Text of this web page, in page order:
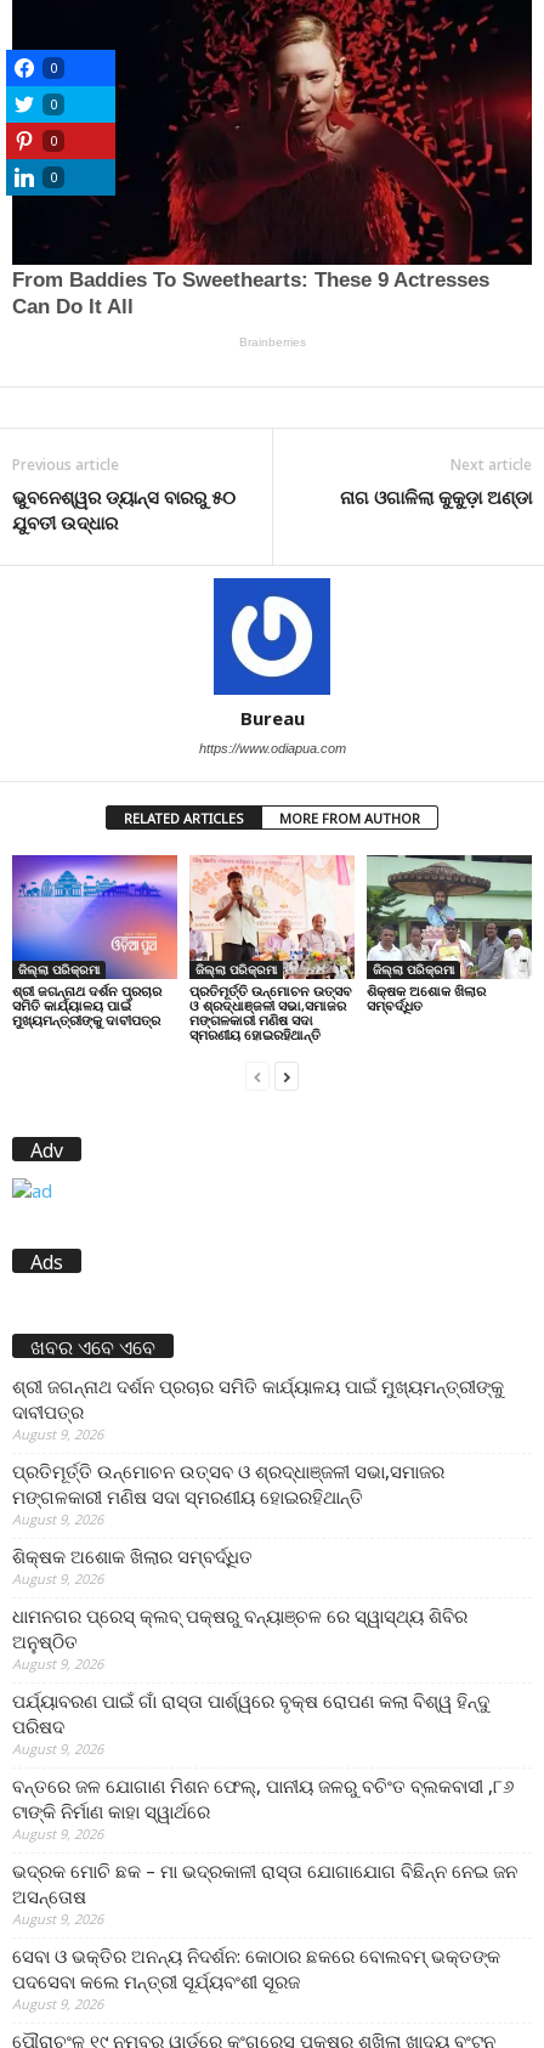
Previous article
ଭୁବନେଶ୍ୱର ଡ୍ୟାନ୍ସ ବାରରୁ ୫୦
ଯୁବତୀ ଉଦ୍ଧାର
Next article
ନାଗ ଓଗାଳିଲା କୁକୁଡ଼ା ଅଣ୍ଡା
Bureau
https://www.odiapua.com
RELATED ARTICLES MORE FROM AUTHOR
ଜିଲ୍ଲା ପରିକ୍ରମା
ଶ୍ରୀ ଜଗନ୍ନାଥ ଦର୍ଶନ ପ୍ରଚାର
ସମିତି କାର୍ଯ୍ୟାଳୟ ପାଇଁ
ମୁଖ୍ୟମନ୍ତ୍ରୀଙ୍କୁ ଦାବୀପତ୍ର
ଜିଲ୍ଲା ପରିକ୍ରମା
ପ୍ରତିମୂର୍ତ୍ତି ଉନ୍ମୋଚନ ଉତ୍ସବ
ଓ ଶ୍ରଦ୍ଧାଞ୍ଜଳୀ ସଭା,ସମାଜର
ମଙ୍ଗଳକାରୀ ମଣିଷ ସଦା
ସ୍ମରଣୀୟ ହୋଇରହିଥାନ୍ତି
ଜିଲ୍ଲା ପରିକ୍ରମା
ଶିକ୍ଷକ ଅଶୋକ ଖିଲାର
ସମ୍ବର୍ଦ୍ଧିତ
Adv
Ads
ଖବର ଏବେ ଏବେ
ଶ୍ରୀ ଜଗନ୍ନାଥ ଦର୍ଶନ ପ୍ରଚାର ସମିତି କାର୍ଯ୍ୟାଳୟ ପାଇଁ ମୁଖ୍ୟମନ୍ତ୍ରୀଙ୍କୁ
ଦାବୀପତ୍ର
August 9, 2026
ପ୍ରତିମୂର୍ତ୍ତି ଉନ୍ମୋଚନ ଉତ୍ସବ ଓ ଶ୍ରଦ୍ଧାଞ୍ଜଳୀ ସଭା,ସମାଜର
ମଙ୍ଗଳକାରୀ ମଣିଷ ସଦା ସ୍ମରଣୀୟ ହୋଇରହିଥାନ୍ତି
August 9, 2026
ଶିକ୍ଷକ ଅଶୋକ ଖିଲାର ସମ୍ବର୍ଦ୍ଧିତ
August 9, 2026
ଧାମନଗର ପ୍ରେସ୍ କ୍ଲବ୍ ପକ୍ଷରୁ ବନ୍ୟାଞ୍ଚଳ ରେ ସ୍ୱାସ୍ଥ୍ୟ ଶିବିର
ଅନୁଷ୍ଠିତ
August 9, 2026
ପର୍ଯ୍ୟାବରଣ ପାଇଁ ଗାଁ ରାସ୍ତା ପାର୍ଶ୍ୱରେ ବୃକ୍ଷ ରୋପଣ କଲା ବିଶ୍ୱ ହିନ୍ଦୁ
ପରିଷଦ
August 9, 2026
ବନ୍ତରେ ଜଳ ଯୋଗାଣ ମିଶନ ଫେଲ୍‌, ପାନୀୟ ଜଳରୁ ବଚିଂତ ବ୍ଲକବାସୀ ,୮୬
ଟାଙ୍କି ନିର୍ମାଣ କାହା ସ୍ୱାର୍ଥରେ
August 9, 2026
ଭଦ୍ରକ ମୋଚି ଛକ – ମା ଭଦ୍ରକାଳୀ ରାସ୍ତା ଯୋଗାଯୋଗ ବିଛିନ୍ନ ନେଇ ଜନ
ଅସନ୍ତୋଷ
August 9, 2026
ସେବା ଓ ଭକ୍ତିର ଅନନ୍ୟ ନିଦର୍ଶନ: କୋଠାର ଛକରେ ବୋଲବମ୍ ଭକ୍ତଙ୍କ
ପଦସେବା କଲେ ମନ୍ତ୍ରୀ ସୂର୍ଯ୍ୟବଂଶୀ ସୂରଜ
August 9, 2026
ପୌରାଚଂଳ ୧୯ ନମ୍ବର ୱାର୍ଡ଼ରେ କଂଗ୍ରେସ ପକ୍ଷରୁ ଶୁଖିଲା ଖାଦ୍ୟ ବଂଟନ
0
0
0
0